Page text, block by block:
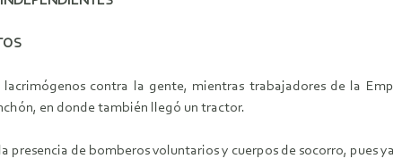
lacrimógenos contra la gente, mientras trabajadores de la
en donde también llegó un tractor.
presencia de bomberos voluntarios y cuerpos de socorro, pues